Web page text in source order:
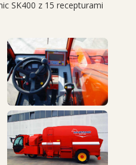
SK400 z 15 recepturami